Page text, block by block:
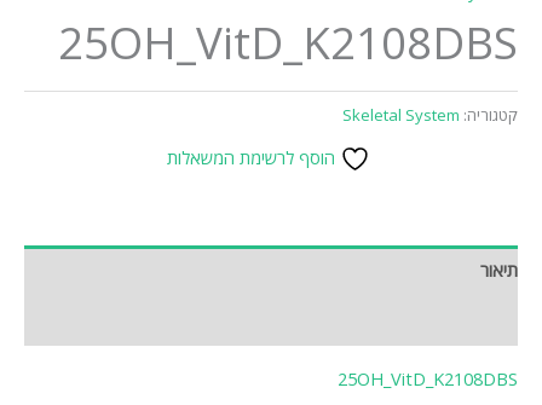
Skeletal System
הוסף לרשימת המשאלות